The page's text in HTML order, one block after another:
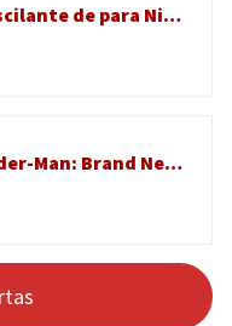
Juguete de Vaso Oscilante de para Niños, Alivio Educativo del Estrés para Decoración de Escritorio
Marvel Studios Spider-Man: Brand New Day, Savage Hulk Máscara electrónica parlante, Juguete para juego de rol, Máscara para disfraz de superhéroe y juguetes para niños, Edad: 5+